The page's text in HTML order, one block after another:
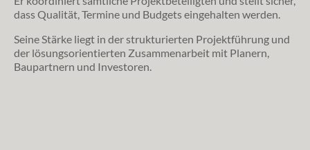
dass Qualität, Termine und Budgets eingehalten werden.
Seine Stärke liegt in der strukturierten Projektführung und
der lösungsorientierten Zusammenarbeit mit Planern,
Baupartnern und Investoren.